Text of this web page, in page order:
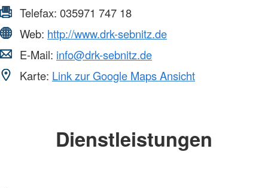
Telefax: 035971 747 18
Web: http://www.drk-sebnitz.de
E-Mail: info@drk-sebnitz.de
Karte: Link zur Google Maps Ansicht
Dienstleistungen